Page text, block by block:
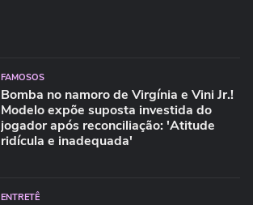
FAMOSOS
Bomba no namoro de Virgínia e Vini Jr.!
Modelo expõe suposta investida do
jogador após reconciliação: 'Atitude
ridícula e inadequada'
ENTRETÊ